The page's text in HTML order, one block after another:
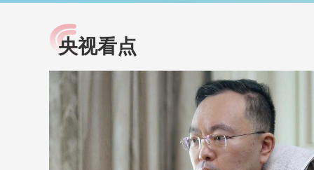
小央视频
央视网原创视频子品牌，
角，有趣、有料、有故事
的方式解读时代。
提高全民健康素养水
助力“健康中国2030”
略。央视网《全民健
康》，向所有人分享
知识！
央视看点